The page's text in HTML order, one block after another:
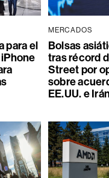
para el
MERCADOS
Bolsas
tras récord
Street por
sobre
EE.UU. e